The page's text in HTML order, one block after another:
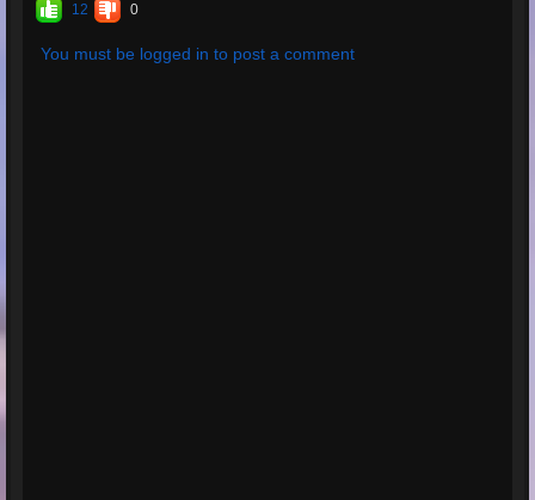
12 0
You must be logged in to post a comment